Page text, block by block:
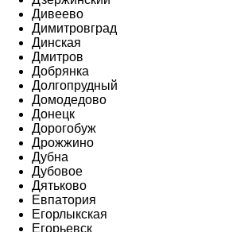
Дивеево
Димитровград
Динская
Дмитров
Добрянка
Долгопрудный
Домодедово
Донецк
Дорогобуж
Дрожжино
Дубна
Дубовое
Дятьково
Евпатория
Егорлыкская
Егорьевск